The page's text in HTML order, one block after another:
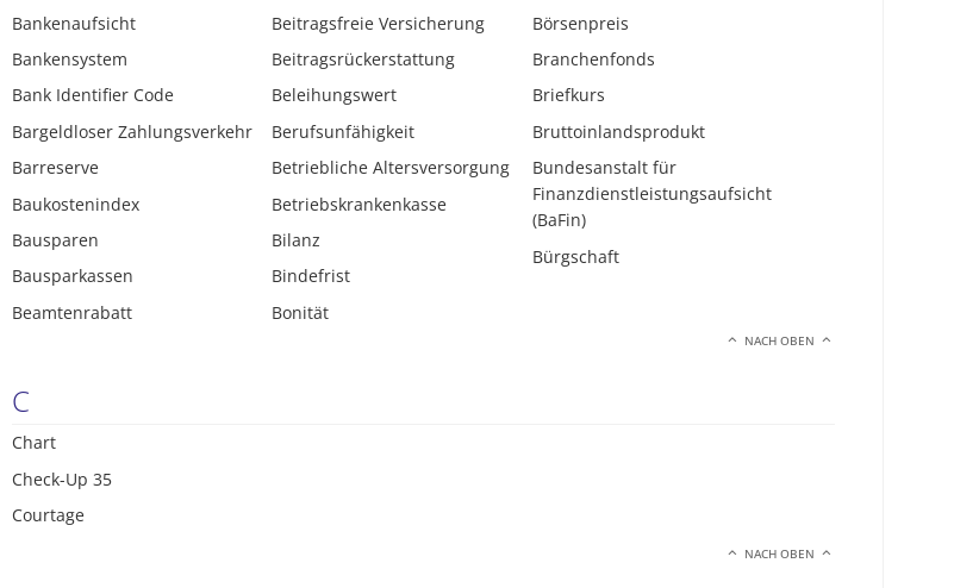
Bankenaufsicht
Bankensystem
Bank Identifier Code
Bargeldloser Zahlungsverkehr
Barreserve
Baukostenindex
Bausparen
Bausparkassen
Beamtenrabatt
Beitragsfreie Versicherung
Beitragsrückerstattung
Beleihungswert
Berufsunfähigkeit
Betriebliche Altersversorgung
Betriebskrankenkasse
Bilanz
Bindefrist
Bonität
Börsenpreis
Branchenfonds
Briefkurs
Bruttoinlandsprodukt
Bundesanstalt für
Finanzdienstleistungsaufsicht
(BaFin)
Bürgschaft
NACH OBEN
C
Chart
Check-Up 35
Courtage
NACH OBEN